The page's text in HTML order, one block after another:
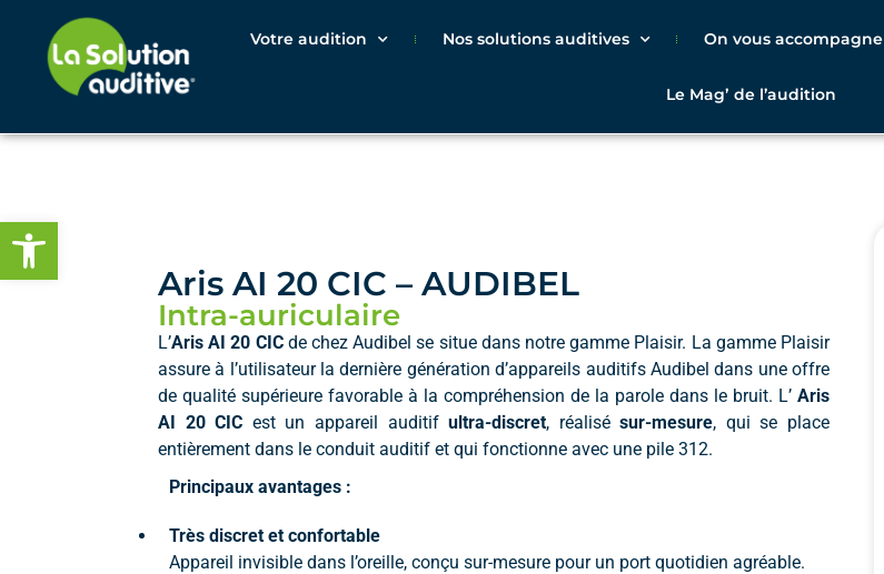
Ouvrir la barre d’outils
Votre audition Nos solutions auditives On vous accompagne
Le Magʼ de l’audition
Aris AI 20 CIC – AUDIBEL
Intra-auriculaire
L’Aris AI 20 CICde chez Audibel se situe dans notre gamme Plaisir. La gamme Plaisir
assure à l’utilisateur la dernière génération d’appareils auditifs Audibel dans une offre
de qualité supérieure favorable à la compréhension de la parole dans le bruit. L’ Aris
AI 20 CIC est un appareil auditifultra-discret, réalisésur-mesure, qui se place
entièrement dans le conduit auditif et qui fonctionne avec une pile 312.
Principaux avantages :
Très discret et confortable
Appareil invisible dans l’oreille, conçu sur-mesure pour un port quotidien agréable.